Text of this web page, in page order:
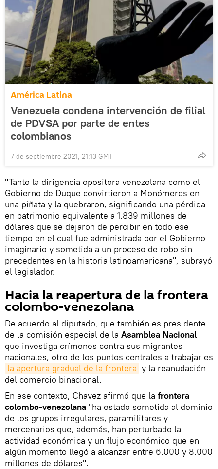
América Latina
Venezuela condena intervención de filial
de PDVSA por parte de entes
colombianos
7 de septiembre 2021, 21:13 GMT
"Tanto la dirigencia opositora venezolana como el
Gobierno de Duque convirtieron a Monómeros en
una piñata y la quebraron, significando una pérdida
en patrimonio equivalente a 1.839 millones de
dólares que se dejaron de percibir en todo ese
tiempo en el cual fue administrada por el Gobierno
imaginario y sometida a un proceso de robo sin
precedentes en la historia latinoamericana", subrayó
el legislador.
Hacia la reapertura de la frontera
colombo-venezolana
De acuerdo al diputado, que también es presidente
de la comisión especial de la Asamblea Nacional
que investiga crímenes contra sus migrantes
nacionales, otro de los puntos centrales a trabajar es
la apertura gradual de la frontera y la reanudación
del comercio binacional.
En ese contexto, Chavez afirmó que la frontera
colombo-venezolana "ha estado sometida al dominio
de los grupos irregulares, paramilitares y
mercenarios que, además, han perturbado la
actividad económica y un flujo económico que en
algún momento llegó a alcanzar entre 6.000 y 8.000
millones de dólares".